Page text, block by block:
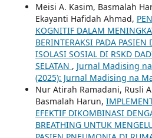
Meisi A. Kasim, Basmalah
Ekayanti Hafidah Ahmad,
KOGNITIF DALAM
BERINTERAKSI PADA PASIEN
ISOLASI SOSIAL DI RSKD
SELATAN , Jurnal Madising
(2025): Jurnal Madising na
Nur Atirah Ramadani, Rusli
Basmalah Harun,
EFEKTIF DIKOMBINASI
BREATHING UNTUK